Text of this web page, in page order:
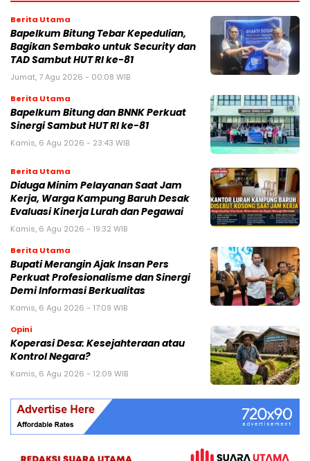
Berita Utama
Bapelkum Bitung Tebar Kepedulian,
Bagikan Sembako untuk Security dan
TAD Sambut HUT RI ke-81
Jumat, 7 Agu 2026 - 00:08 WIB
Berita Utama
Bapelkum Bitung dan BNNK Perkuat
Sinergi Sambut HUT RI ke-81
Kamis, 6 Agu 2026 - 23:43 WIB
Berita Utama
Diduga Minim Pelayanan Saat Jam
Kerja, Warga Kampung Baruh Desak
Evaluasi Kinerja Lurah dan Pegawai
Kamis, 6 Agu 2026 - 19:32 WIB
Berita Utama
Bupati Merangin Ajak Insan Pers
Perkuat Profesionalisme dan Sinergi
Demi Informasi Berkualitas
Kamis, 6 Agu 2026 - 17:09 WIB
Opini
Koperasi Desa: Kesejahteraan atau
Kontrol Negara?
Kamis, 6 Agu 2026 - 12:09 WIB